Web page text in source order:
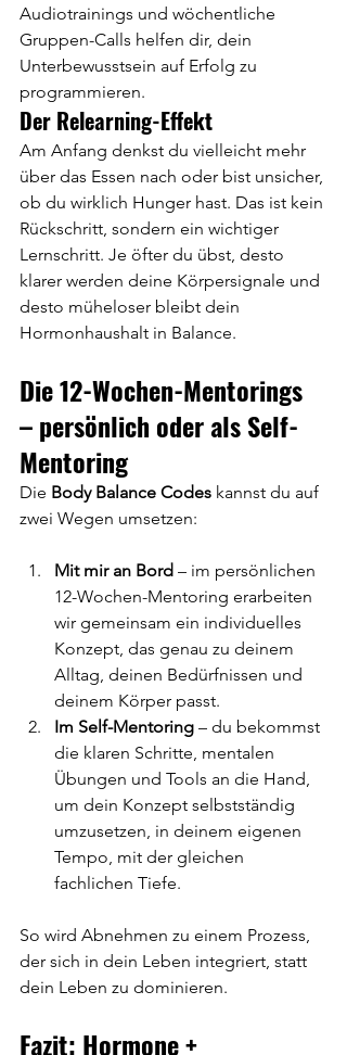
Audiotrainings und wöchentliche
Gruppen-Calls helfen dir, dein
Unterbewusstsein auf Erfolg zu
programmieren.
Der Relearning-Effekt
Am Anfang denkst du vielleicht mehr
über das Essen nach oder bist unsicher,
ob du wirklich Hunger hast. Das ist kein
Rückschritt, sondern ein wichtiger
Lernschritt. Je öfter du übst, desto
klarer werden deine Körpersignale und
desto müheloser bleibt dein
Hormonhaushalt in Balance.
Die 12-Wochen-Mentorings
– persönlich oder als Self-
Mentoring
Die Body Balance Codes kannst du auf
zwei Wegen umsetzen:
Mit mir an Bord – im persönlichen
12-Wochen-Mentoring erarbeiten
wir gemeinsam ein individuelles
Konzept, das genau zu deinem
Alltag, deinen Bedürfnissen und
deinem Körper passt.
Im Self-Mentoring – du bekommst
die klaren Schritte, mentalen
Übungen und Tools an die Hand,
um dein Konzept selbstständig
umzusetzen, in deinem eigenen
Tempo, mit der gleichen
fachlichen Tiefe.
So wird Abnehmen zu einem Prozess,
der sich in dein Leben integriert, statt
dein Leben zu dominieren.
Fazit: Hormone +